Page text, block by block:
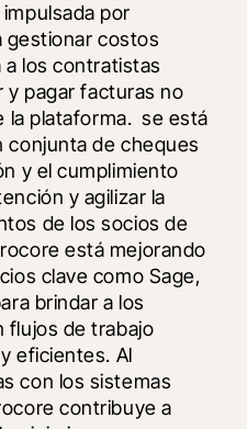
por
gestionar costos
los contratistas
y pagar facturas no
la plataforma. se está
conjunta de cheques
y el cumplimiento
y agilizar la
de los socios de
está mejorando
clave como Sage
brindar a los
flujos de trabajo
eficientes. Al
con los sistemas
contribuye a